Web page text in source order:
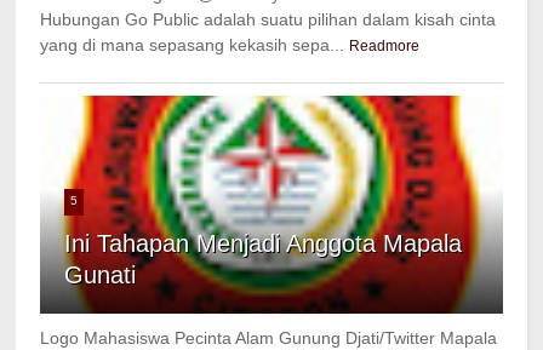
Hubungan Go Public adalah suatu pilihan dalam kisah cinta
yang di mana sepasang kekasih sepa...
Readmore
5
Ini Tahapan Menjadi Anggota Mapala
Gunati
Logo Mahasiswa Pecinta Alam Gunung Djati/Twitter Mapala